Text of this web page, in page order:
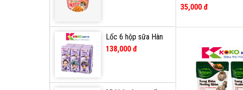
Lốc 6 hộp sữa Hàn
Quốc Binggrae vị
138,000 đ
GHANA 70G
35,000 đ